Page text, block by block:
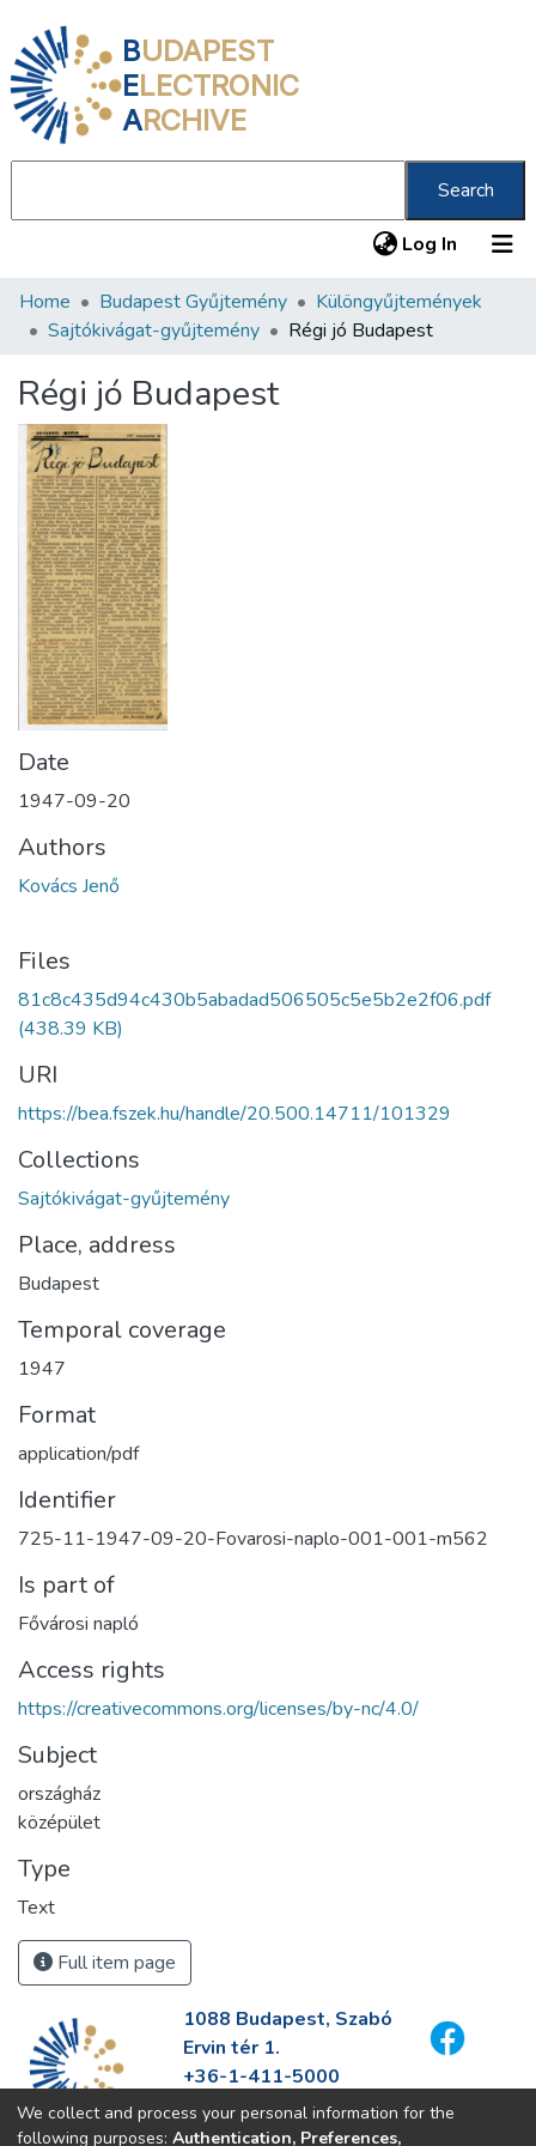
BUDAPEST
ELECTRONIC
ARCHIVE
Search
Log In (current)
Communities & Collections
Statistics
About us
Home Budapest Gyűjtemény
Különgyűjtemények
Sajtókivágat-gyűjtemény
Régi jó Budapest
Régi jó Budapest
Date
1947-09-20
Authors
Kovács Jenő
Files
81c8c435d94c430b5abadad506505c5e5b2e2f06.pdf
(438.39 KB)
URI
https://bea.fszek.hu/handle/20.500.14711/101329
Collections
Sajtókivágat-gyűjtemény
Place, address
Budapest
Temporal coverage
1947
Format
application/pdf
Identifier
725-11-1947-09-20-Fovarosi-naplo-001-001-m562
Is part of
Fővárosi napló
Access rights
https://creativecommons.org/licenses/by-nc/4.0/
Subject
országház
középület
Type
Text
Full item page
1088 Budapest, Szabó
Ervin tér 1.
+36-1-411-5000
info@fszek.hu
https://fszek.hu
We collect and process your personal information for the
following purposes: Authentication, Preferences,